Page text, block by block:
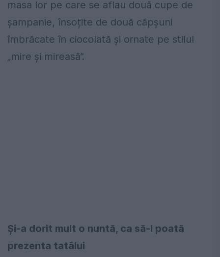
masa lor pe care se aflau două cupe de
șampanie, însoțite de două căpșuni
îmbrăcate în ciocolată și ornate pe stilul
„mire și mireasă”.
Și-a dorit mult o nuntă, ca să-l poată
prezenta tatălui